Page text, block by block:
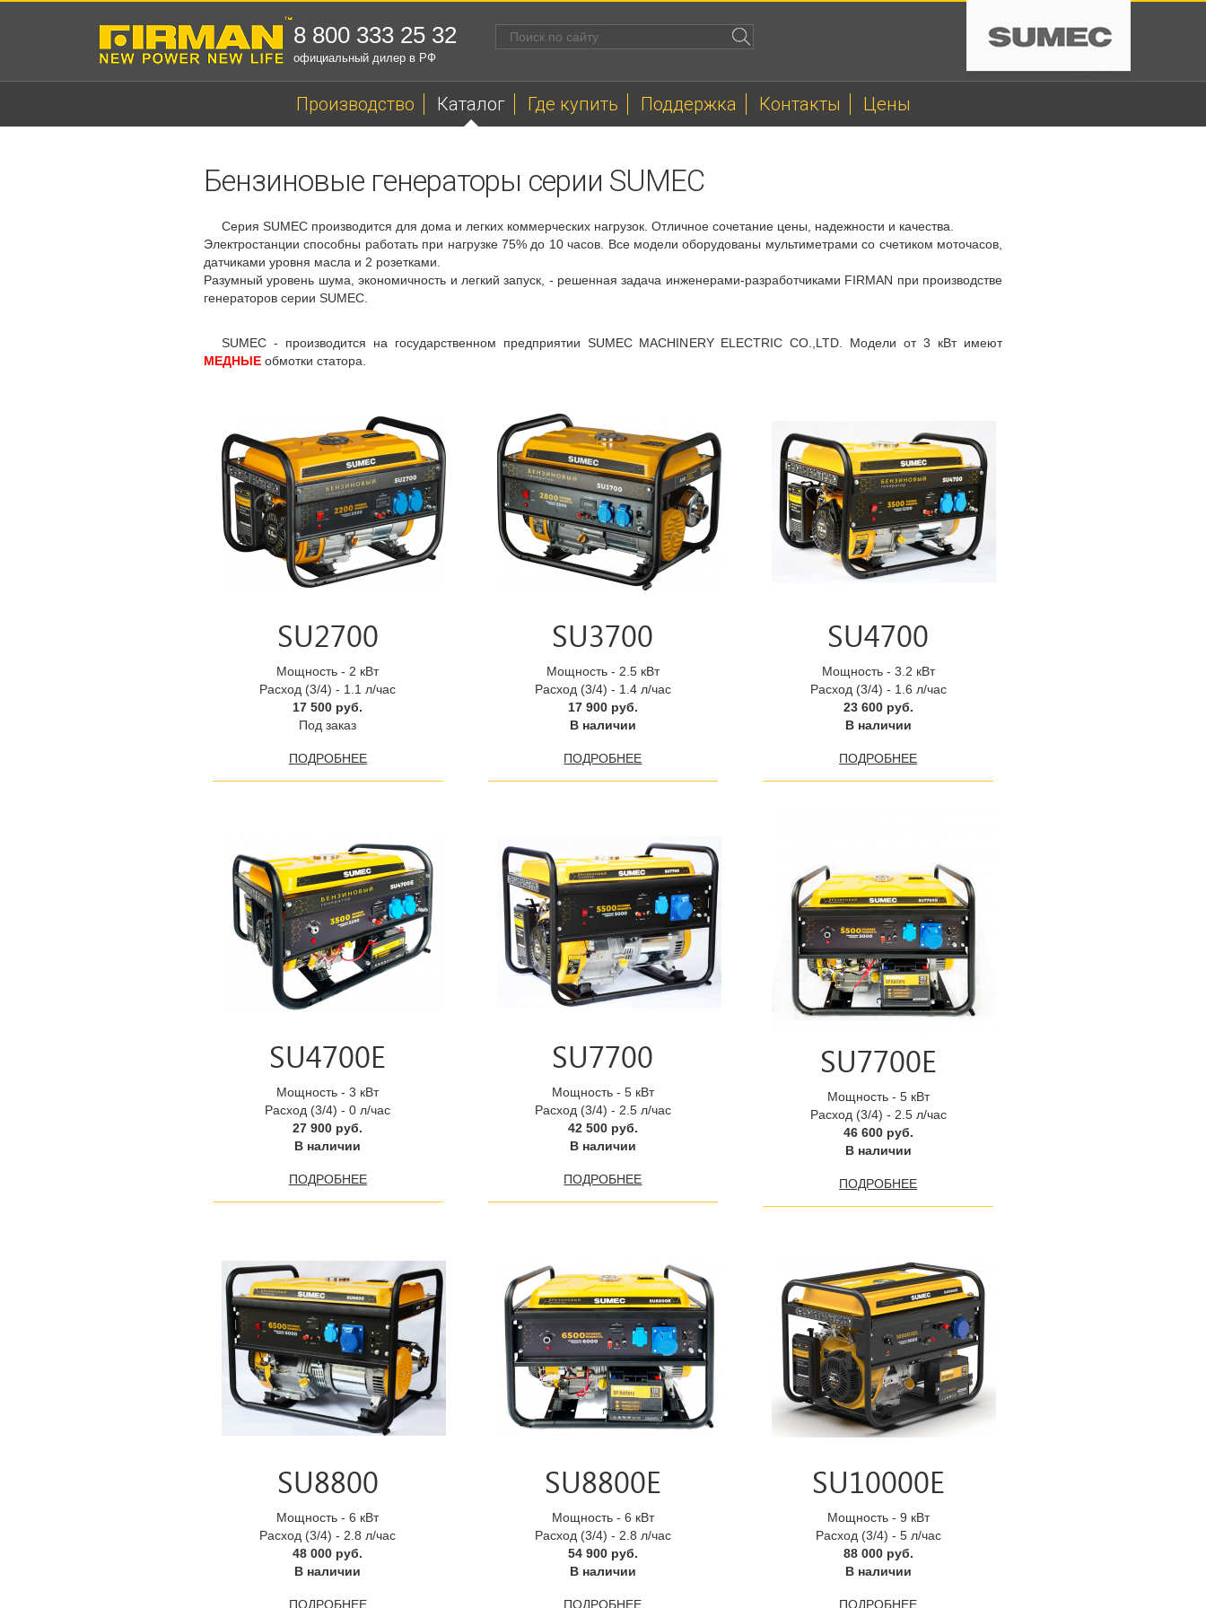
8 800 333 25 32
официальный дилер в РФ
Производство Каталог Где купить Поддержка Контакты Цены
Бензиновые генераторы серии SUMEC
Cерия SUMEC производится для дома и легких коммерческих нагрузок. Отличное сочетание цены, надежности и качества.
Электростанции способны работать при нагрузке 75% до 10 часов. Все модели оборудованы мультиметрами со счетиком моточасов,
датчиками уровня масла и 2 розетками.
Разумный уровень шума, экономичность и легкий запуск, - решенная задача инженерами-разработчиками FIRMAN при производстве
генераторов серии SUMEC.
SUMEC - производится на государственном предприятии SUMEC MACHINERY ELECTRIC CO.,LTD. Модели от 3 кВт имеют
МЕДНЫЕ обмотки статора.
SU2700
Мощность - 2 кВт
Расход (3/4) - 1.1 л/час
17 500 руб.
Под заказ
ПОДРОБНЕЕ
SU3700
Мощность - 2.5 кВт
Расход (3/4) - 1.4 л/час
17 900 руб.
В наличии
ПОДРОБНЕЕ
SU4700
Мощность - 3.2 кВт
Расход (3/4) - 1.6 л/час
23 600 руб.
В наличии
ПОДРОБНЕЕ
SU4700E
Мощность - 3 кВт
Расход (3/4) - 0 л/час
27 900 руб.
В наличии
ПОДРОБНЕЕ
SU7700
Мощность - 5 кВт
Расход (3/4) - 2.5 л/час
42 500 руб.
В наличии
ПОДРОБНЕЕ
SU7700E
Мощность - 5 кВт
Расход (3/4) - 2.5 л/час
46 600 руб.
В наличии
ПОДРОБНЕЕ
SU8800
Мощность - 6 кВт
Расход (3/4) - 2.8 л/час
48 000 руб.
В наличии
ПОДРОБНЕЕ
SU8800E
Мощность - 6 кВт
Расход (3/4) - 2.8 л/час
54 900 руб.
В наличии
ПОДРОБНЕЕ
SU10000E
Мощность - 9 кВт
Расход (3/4) - 5 л/час
88 000 руб.
В наличии
ПОДРОБНЕЕ